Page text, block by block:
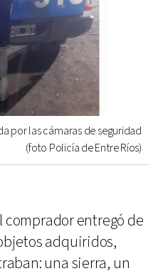
por las cámaras de seguridad
(foto Policía de Entre Ríos)
comprador entregó de
adquiridos,
una sierra, un